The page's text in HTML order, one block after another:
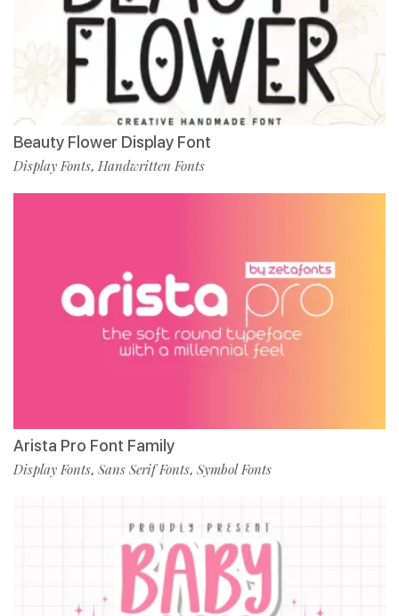
Beauty Flower Display Font
Display Fonts, Handwritten Fonts
Arista Pro Font Family
Display Fonts, Sans Serif Fonts, Symbol Fonts